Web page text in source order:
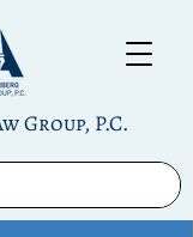
Group, P.C.